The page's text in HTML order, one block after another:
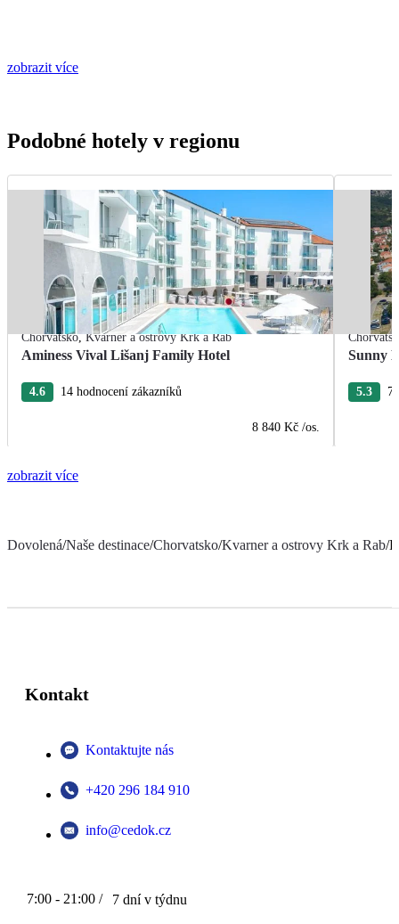
zobrazit více
Podobné hotely v regionu
Chorvatsko,Kvarner a ostrovy Krk a Rab
Aminess Vival Lišanj Family Hotel
4.6 14 hodnocení zákazníků
8 840 Kč /os.
Sunny
5.3
zobrazit více
Dovolená/Naše destinace/Chorvatsko/Kvarner a ostrovy Krk a Rab/
Kontakt
Kontaktujte nás
+420 296 184 910
info@cedok.cz
7:00 - 21:00 / 7 dní v týdnu